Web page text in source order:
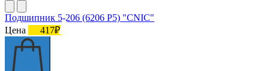
Подшипник 5-206 (6206 P5) "CNIC"
Цена
417₽